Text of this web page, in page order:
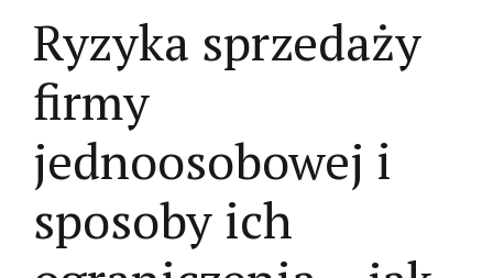
Ryzyka sprzedaży
firmy
jednoosobowej i
sposoby ich